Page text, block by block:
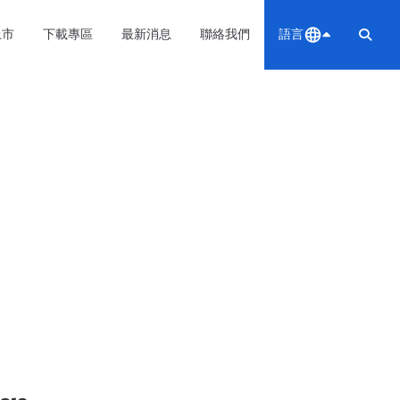
下載專區 最新消息 聯絡我們 語言